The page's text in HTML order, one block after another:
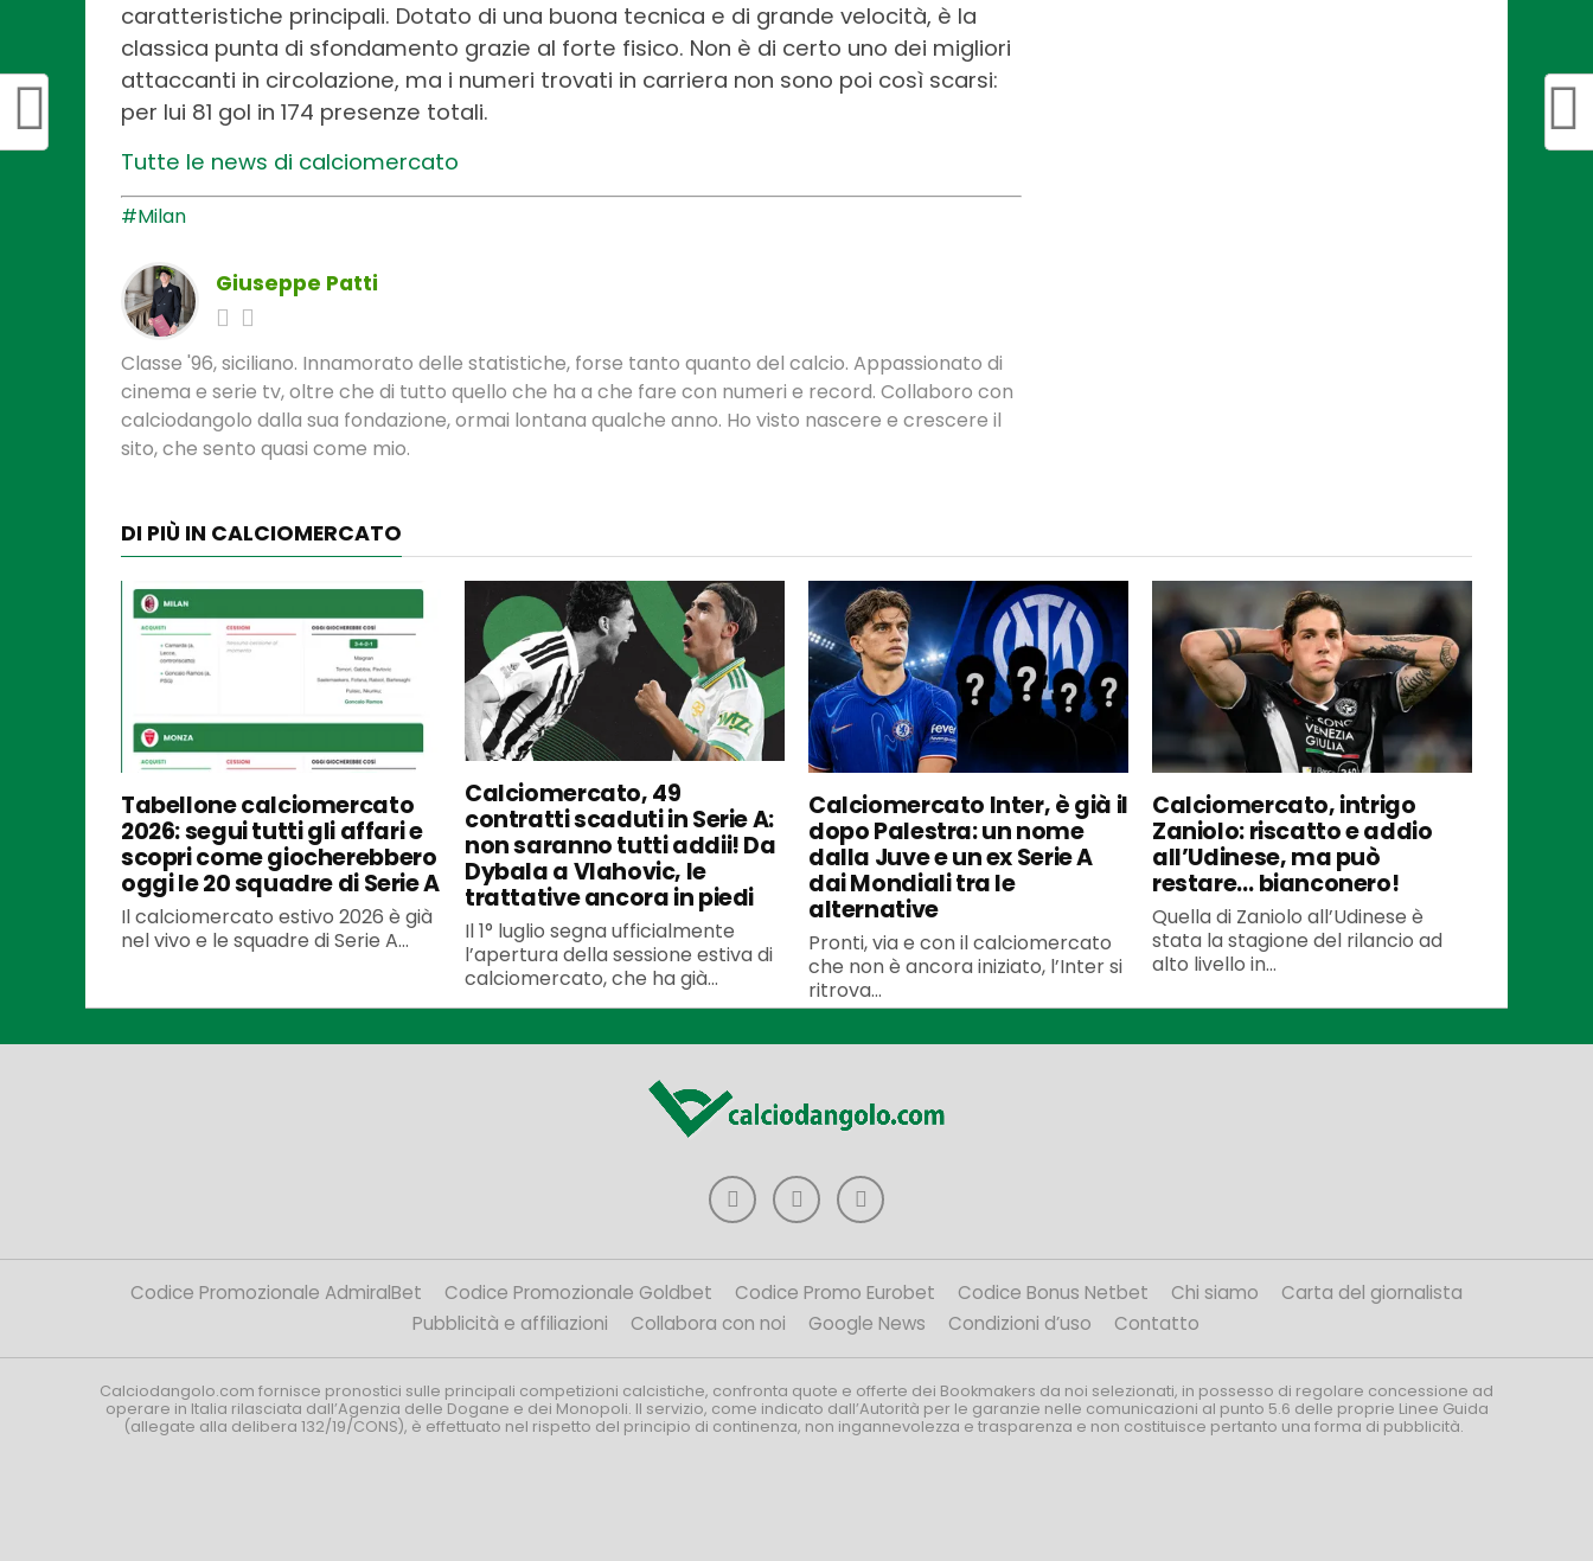
caratteristiche principali. Dotato di una buona tecnica e di grande velocità, è la
classica punta di sfondamento grazie al forte fisico. Non è di certo uno dei migliori
attaccanti in circolazione, ma i numeri trovati in carriera non sono poi così scarsi:
per lui 81 gol in 174 presenze totali.
Tutte le news di calciomercato
#Milan
Giuseppe Patti
Classe '96, siciliano. Innamorato delle statistiche, forse tanto quanto del calcio. Appassionato di
cinema e serie tv, oltre che di tutto quello che ha a che fare con numeri e record. Collaboro con
calciodangolo dalla sua fondazione, ormai lontana qualche anno. Ho visto nascere e crescere il
sito, che sento quasi come mio.
DI PIÙ IN CALCIOMERCATO
Tabellone calciomercato
2026: segui tutti gli affari e
scopri come giocherebbero
oggi le 20 squadre di Serie A
Il calciomercato estivo 2026 è già
nel vivo e le squadre di Serie A...
Calciomercato, 49
contratti scaduti in Serie A:
non saranno tutti addii! Da
Dybala a Vlahovic, le
trattative ancora in piedi
Il 1° luglio segna ufficialmente
l’apertura della sessione estiva di
calciomercato, che ha già...
Calciomercato Inter, è già il
dopo Palestra: un nome
dalla Juve e un ex Serie A
dai Mondiali tra le
alternative
Pronti, via e con il calciomercato
che non è ancora iniziato, l’Inter si
ritrova...
Calciomercato, intrigo
Zaniolo: riscatto e addio
all’Udinese, ma può
restare… bianconero!
Quella di Zaniolo all’Udinese è
stata la stagione del rilancio ad
alto livello in...
Codice Promozionale AdmiralBet Codice Promozionale Goldbet Codice Promo Eurobet Codice Bonus Netbet Chi siamo
Carta del giornalista
Pubblicità e affiliazioni
Collabora con noi Google News Condizioni d’uso Contatto
Calciodangolo.com fornisce pronostici sulle principali competizioni calcistiche, confronta quote e offerte dei Bookmakers da noi selezionati, in possesso di regolare concessione ad
operare in Italia rilasciata dall’Agenzia delle Dogane e dei Monopoli. Il servizio, come indicato dall’Autorità per le garanzie nelle comunicazioni al punto 5.6 delle proprie Linee Guida
(allegate alla delibera 132/19/CONS), è effettuato nel rispetto del principio di continenza, non ingannevolezza e trasparenza e non costituisce pertanto una forma di pubblicità.